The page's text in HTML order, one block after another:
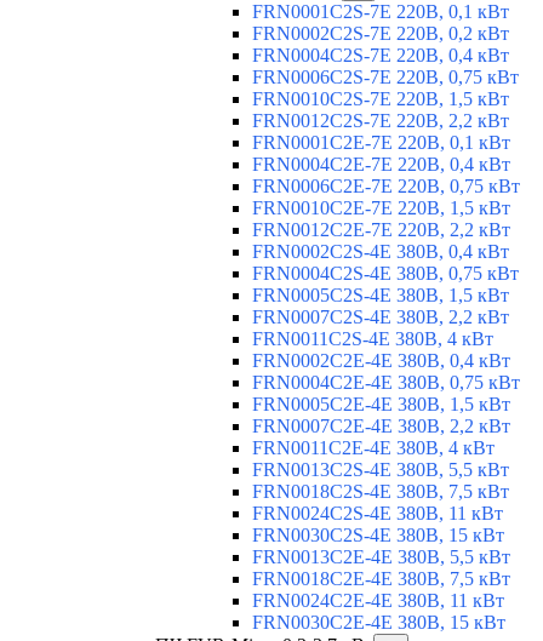
FRN0001C2S-7E 220В, 0,1 кВт
FRN0002C2S-7E 220В, 0,2 кВт
FRN0004C2S-7E 220В, 0,4 кВт
FRN0006C2S-7E 220В, 0,75 кВт
FRN0010C2S-7E 220В, 1,5 кВт
FRN0012C2S-7E 220В, 2,2 кВт
FRN0001C2E-7E 220В, 0,1 кВт
FRN0004C2E-7E 220В, 0,4 кВт
FRN0006C2E-7E 220В, 0,75 кВт
FRN0010C2E-7E 220В, 1,5 кВт
FRN0012C2E-7E 220В, 2,2 кВт
FRN0002C2S-4E 380В, 0,4 кВт
FRN0004C2S-4E 380В, 0,75 кВт
FRN0005C2S-4E 380В, 1,5 кВт
FRN0007C2S-4E 380В, 2,2 кВт
FRN0011C2S-4E 380В, 4 кВт
FRN0002C2E-4E 380В, 0,4 кВт
FRN0004C2E-4E 380В, 0,75 кВт
FRN0005C2E-4E 380В, 1,5 кВт
FRN0007C2E-4E 380В, 2,2 кВт
FRN0011C2E-4E 380В, 4 кВт
FRN0013C2S-4E 380В, 5,5 кВт
FRN0018C2S-4E 380В, 7,5 кВт
FRN0024C2S-4E 380В, 11 кВт
FRN0030C2S-4E 380В, 15 кВт
FRN0013C2E-4E 380В, 5,5 кВт
FRN0018C2E-4E 380В, 7,5 кВт
FRN0024C2E-4E 380В, 11 кВт
FRN0030C2E-4E 380В, 15 кВт